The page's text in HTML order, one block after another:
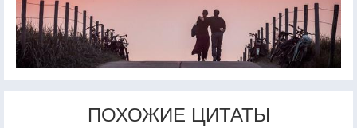
ПОХОЖИЕ ЦИТАТЫ